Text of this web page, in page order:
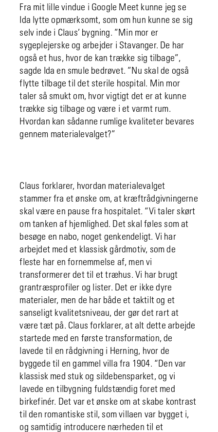
Fra mit lille vindue i Google Meet kunne jeg se
Ida lytte opmærksomt, som om hun kunne se sig
selv inde i Claus’ bygning. ”Min mor er
sygeplejerske og arbejder i Stavanger. De har
også et hus, hvor de kan trække sig tilbage”,
sagde Ida en smule bedrøvet. ”Nu skal de også
flytte tilbage til det sterile hospital. Min mor
taler så smukt om, hvor vigtigt det er at kunne
trække sig tilbage og være i et varmt rum.
Hvordan kan sådanne rumlige kvaliteter bevares
gennem materialevalget?”
Claus forklarer, hvordan materialevalget
stammer fra et ønske om, at kræftrådgivningerne
skal være en pause fra hospitalet. “Vi taler skørt
om tanken af hjemlighed. Det skal føles som at
besøge en nabo, noget genkendeligt. Vi har
arbejdet med et klassisk gårdmotiv, som de
fleste har en fornemmelse af, men vi
transformerer det til et træhus. Vi har brugt
grantræsprofiler og lister. Det er ikke dyre
materialer, men de har både et taktilt og et
sanseligt kvalitetsniveau, der gør det rart at
være tæt på. Claus forklarer, at alt dette arbejde
startede med en første transformation, de
lavede til en rådgivning i Herning, hvor de
byggede til en gammel villa fra 1904. “Den var
klassisk med stuk og sildebensparket, og vi
lavede en tilbygning fuldstændig foret med
birkefinér. Det var et ønske om at skabe kontrast
til den romantiske stil, som villaen var bygget i,
og samtidig introducere nærheden til et